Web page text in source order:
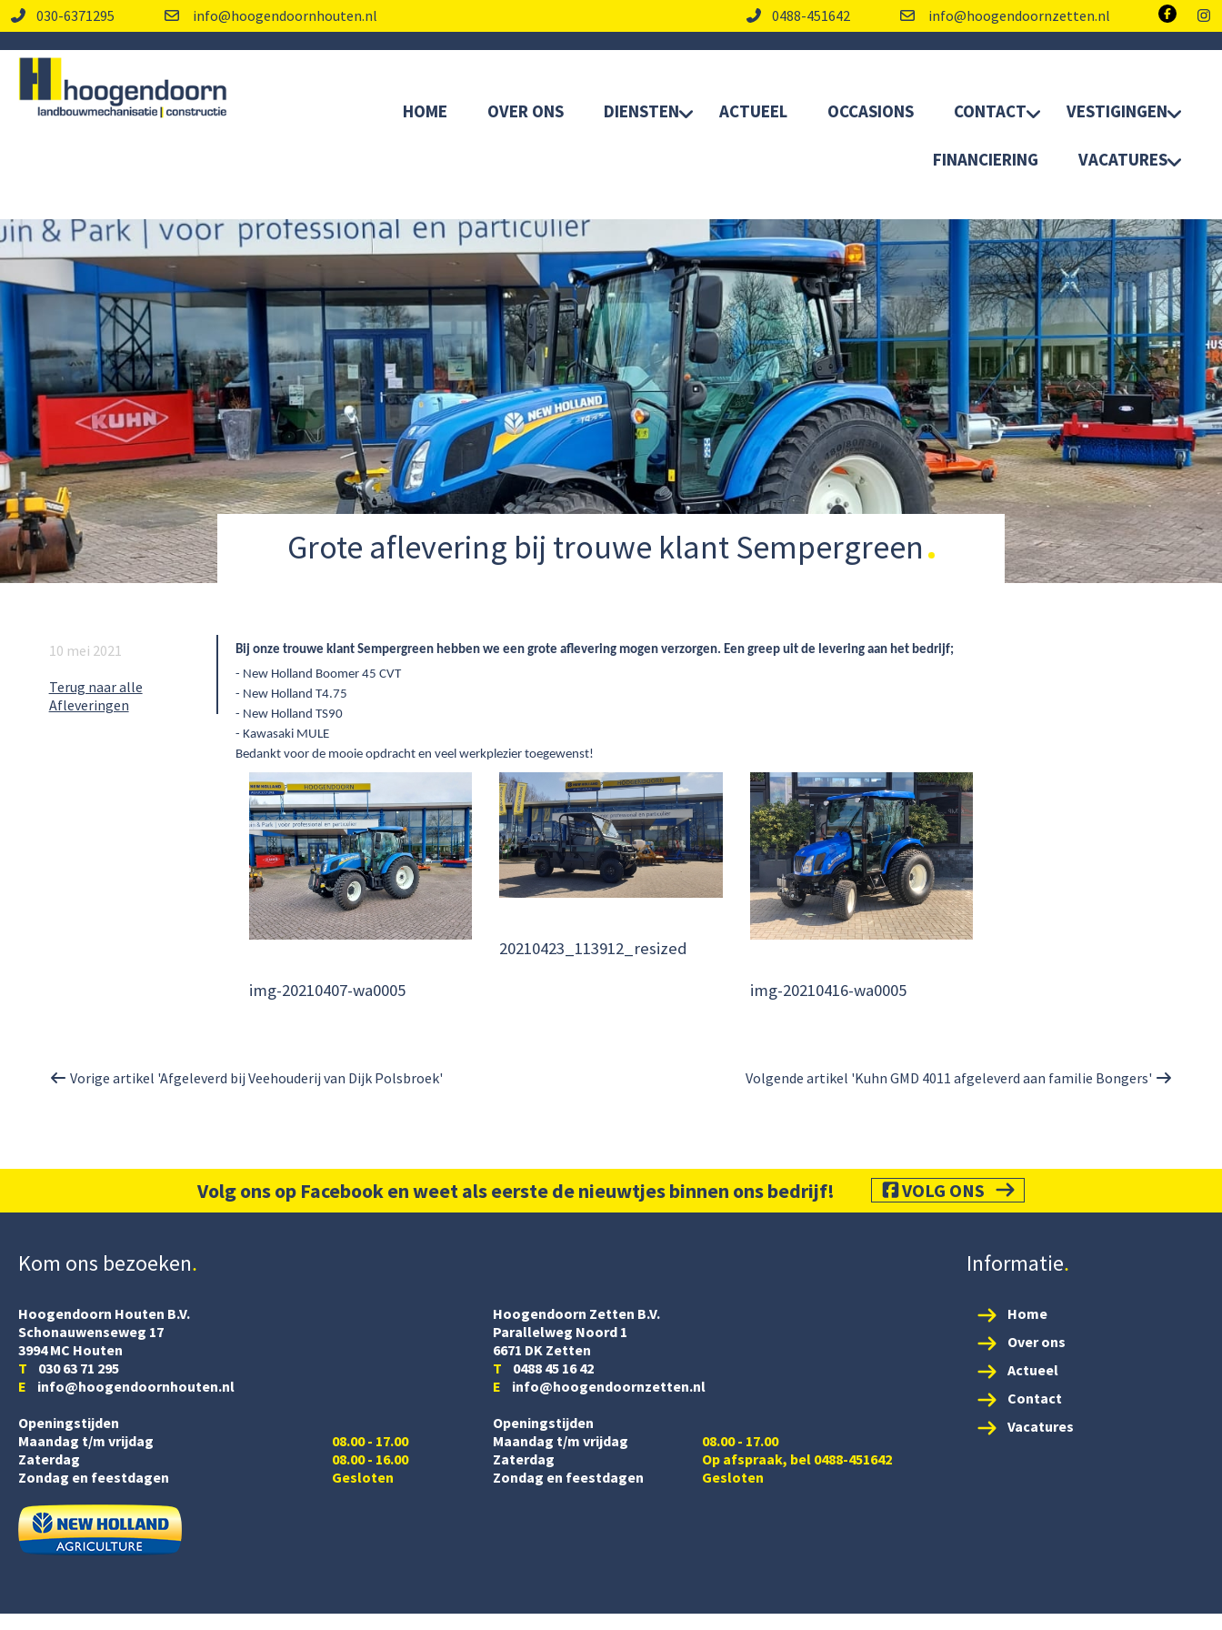
030-6371295 info@hoogendoornhouten.nl 0488-451642 info@hoogendoornzetten.nl
HOME OVER ONS DIENSTEN ACTUEEL OCCASIONS CONTACT VESTIGINGEN
FINANCIERING VACATURES
Grote aflevering bij trouwe klant Sempergreen
10 mei 2021
Terug naar alle
Afleveringen
Bij onze trouwe klant Sempergreen hebben we een grote aflevering mogen verzorgen. Een greep uit de levering aan het bedrijf;
- New Holland Boomer 45 CVT
- New Holland T4.75
- New Holland TS90
- Kawasaki MULE
Bedankt voor de mooie opdracht en veel werkplezier toegewenst!
img-20210407-wa0005
20210423_113912_resized
img-20210416-wa0005
Volgende artikel 'Kuhn GMD 4011 afgeleverd aan familie Bongers'
Vorige artikel 'Afgeleverd bij Veehouderij van Dijk Polsbroek'
Volg ons op Facebook en weet als eerste de nieuwtjes binnen ons bedrijf! VOLG ONS
Kom ons bezoeken
Hoogendoorn Houten B.V.
Schonauwenseweg 17
3994 MC Houten
T 030 63 71 295
E info@hoogendoornhouten.nl
Openingstijden
Maandag t/m vrijdag
Zaterdag
08.00 - 17.00
08.00 - 16.00
Zondag en feestdagen
Gesloten
Hoogendoorn Zetten B.V.
Parallelweg Noord 1
6671 DK Zetten
T 0488 45 16 42
E info@hoogendoornzetten.nl
Openingstijden
Maandag t/m vrijdag
08.00 - 17.00
Zaterdag
Op afspraak, bel 0488-451642
Zondag en feestdagen
Gesloten
Informatie
Home
Over ons
Actueel
Contact
Vacatures